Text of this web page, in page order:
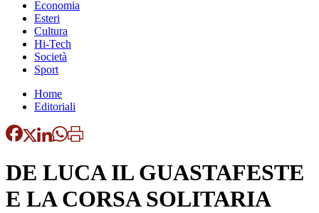
Economia
Esteri
Cultura
Hi-Tech
Società
Sport
Home
Editoriali
DE LUCA IL GUASTAFESTE
E LA CORSA SOLITARIA